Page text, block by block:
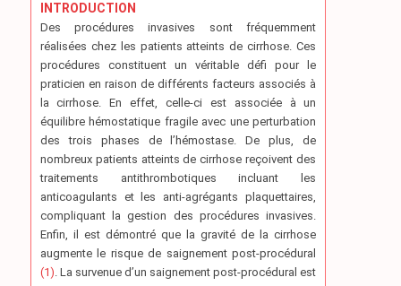
INTRODUCTION
Des procédures invasives sont fréquemment
réalisées chez les patients atteints de cirrhose. Ces
procédures constituent un véritable défi pour le
praticien en raison de différents facteurs associés à
la cirrhose. En effet, celle-ci est associée à un
équilibre hémostatique fragile avec une perturbation
des trois phases de l’hémostase. De plus, de
nombreux patients atteints de cirrhose reçoivent des
traitements antithrombotiques incluant les
anticoagulants et les anti-agrégants plaquettaires,
compliquant la gestion des procédures invasives.
Enfin, il est démontré que la gravité de la cirrhose
augmente le risque de saignement post-procédural
(1). La survenue d’un saignement post-procédural est